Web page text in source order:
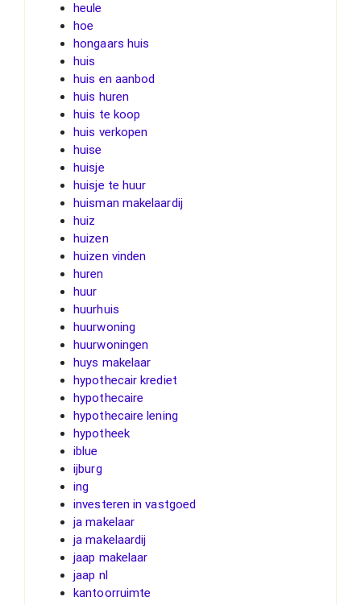
heule
hoe
hongaars huis
huis
huis en aanbod
huis huren
huis te koop
huis verkopen
huise
huisje
huisje te huur
huisman makelaardij
huiz
huizen
huizen vinden
huren
huur
huurhuis
huurwoning
huurwoningen
huys makelaar
hypothecair krediet
hypothecaire
hypothecaire lening
hypotheek
iblue
ijburg
ing
investeren in vastgoed
ja makelaar
ja makelaardij
jaap makelaar
jaap nl
kantoorruimte